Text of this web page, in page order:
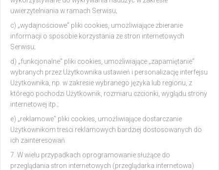
uwierzytelniania w ramach Serwisu;
c) „wydajnościowe” pliki cookies, umożliwiające zbieranie
informacji o sposobie korzystania ze stron internetowych
Serwisu;
d) „funkcjonalne” pliki cookies, umożliwiające „zapamiętanie”
wybranych przez Użytkownika ustawień i personalizację interfejsu
Użytkownika, np. w zakresie wybranego języka lub regionu, z
którego pochodzi Użytkownik, rozmiaru czcionki, wyglądu strony
internetowej itp.;
e) „reklamowe” pliki cookies, umożliwiające dostarczanie
Użytkownikom treści reklamowych bardziej dostosowanych do
ich zainteresowań.
W wielu przypadkach oprogramowanie służące do
przeglądania stron internetowych (przeglądarka internetowa)